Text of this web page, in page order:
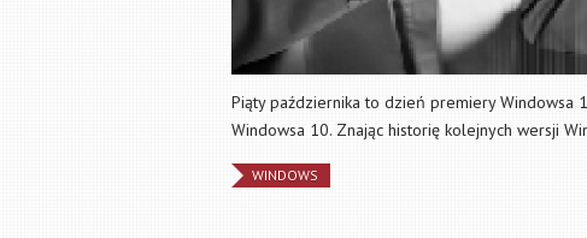
Piąty października to dzień premiery Windowsa
Windowsa 10. Znając historię kolejnych wersji
WINDOWS